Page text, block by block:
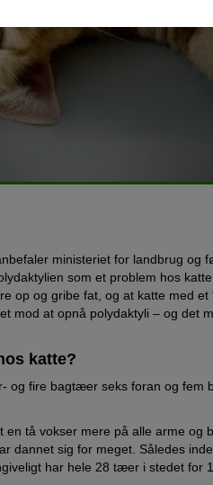
ministeriet for landbrug og
som et problem hos
op og gribe fat, og at katte med et
mod at opnå polydaktyli – og det
katte?
og fire bagtæer seks foran og fem
tå vokser mere på alle arme og
dannet sig for meget. Således
har hele 28 tæer i stedet for